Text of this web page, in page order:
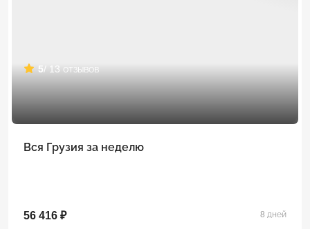
5/ 13 отзывов
Вся Грузия за неделю
56 416 ₽ 8 дней